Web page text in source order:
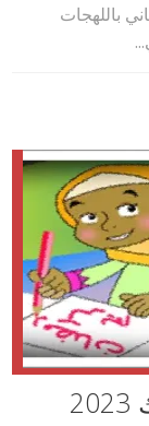
باللهجات
مسجات رمضان كريم مبارك 2023